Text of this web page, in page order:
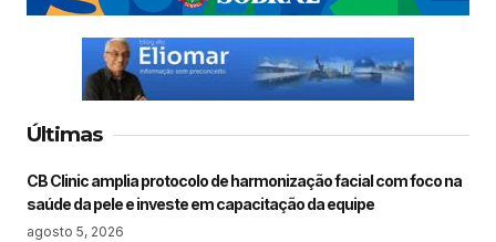
Últimas
CB Clinic amplia protocolo de harmonização facial com foco na
saúde da pele e investe em capacitação da equipe
agosto 5, 2026